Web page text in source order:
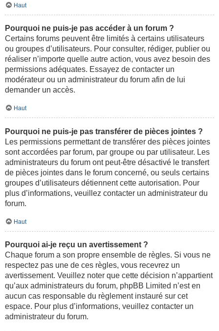
Haut
Pourquoi ne puis-je pas accéder à un forum ?
Certains forums peuvent être limités à certains utilisateurs
ou groupes d’utilisateurs. Pour consulter, rédiger, publier ou
réaliser n’importe quelle autre action, vous avez besoin des
permissions adéquates. Essayez de contacter un
modérateur ou un administrateur du forum afin de lui
demander un accès.
Haut
Pourquoi ne puis-je pas transférer de pièces jointes ?
Les permissions permettant de transférer des pièces jointes
sont accordées par forum, par groupe ou par utilisateur. Les
administrateurs du forum ont peut-être désactivé le transfert
de pièces jointes dans le forum concerné, ou seuls certains
groupes d’utilisateurs détiennent cette autorisation. Pour
plus d’informations, veuillez contacter un administrateur du
forum.
Haut
Pourquoi ai-je reçu un avertissement ?
Chaque forum a son propre ensemble de règles. Si vous ne
respectez pas une de ces règles, vous recevrez un
avertissement. Veuillez noter que cette décision n’appartient
qu’aux administrateurs du forum, phpBB Limited n’est en
aucun cas responsable du règlement instauré sur cet
espace. Pour plus d’informations, veuillez contacter un
administrateur du forum.